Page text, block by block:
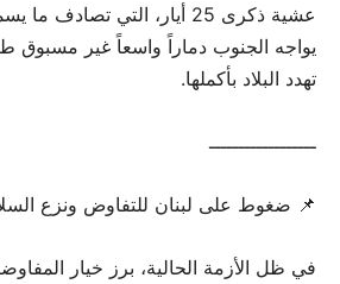
عشية ذكرى 25 أيار، التي
يواجه الجنوب دماراً واسعاً غير
تهدد البلاد بأكملها.
ــــــــــــــــــ
📌 ضغوط على لبنان للتفاوض ونزع
في ظل الأزمة الحالية، برز خيار